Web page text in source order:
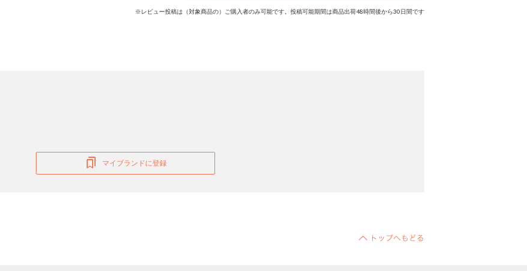
※レビュー投稿は（対象商品の）ご購入者のみ可能です。投稿可能期間は商品出荷48時間後から30日間です
マイブランドに登録